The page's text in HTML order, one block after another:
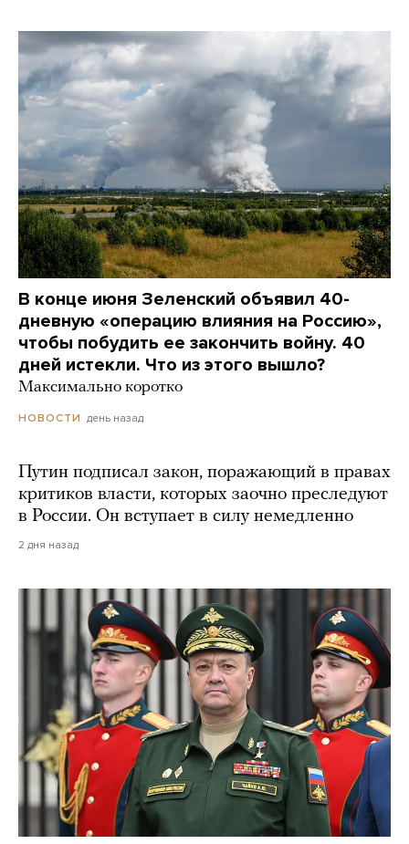
В конце июня Зеленский объявил 40-
дневную «операцию влияния на Россию»,
чтобы побудить ее закончить войну. 40
дней истекли. Что из этого вышло?
Максимально коротко
НОВОСТИ день назад
Путин подписал закон, поражающий в правах
критиков власти, которых заочно преследуют
в России. Он вступает в силу немедленно
2 дня назад